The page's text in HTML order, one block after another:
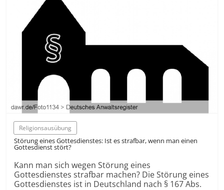
Religionsausübung
Störung eines Gottesdienstes: Ist es strafbar, wenn man einen
Gottesdienst stört?
Kann man sich wegen Störung eines
Gottesdienstes strafbar machen? Die Störung eines
Gottesdienstes ist in Deutschland nach § 167 Abs.